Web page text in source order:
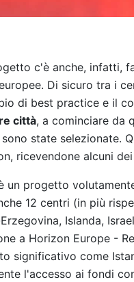
c'è anche, infatti,
Di sicuro tra i
di best practice e il
città, a cominciare da
state selezionate.
ricevendone alcuni
un progetto
12 centri (in più
Islanda,
a Horizon Europe -
significativo come
l'accesso ai fondi